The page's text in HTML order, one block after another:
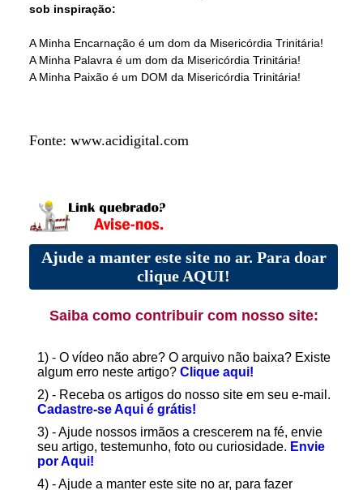
sob inspiração:
A Minha Encarnação é um dom da Misericórdia Trinitária!
A Minha Palavra é um dom da Misericórdia Trinitária!
A Minha Paixão é um DOM da Misericórdia Trinitária!
Fonte: www.acidigital.com
Ajude a manter este site no ar. Para doar
clique AQUI!
Saiba como contribuir com nosso site:
1) - O vídeo não abre? O arquivo não baixa? Existe
algum erro neste artigo? Clique aqui!
2) - Receba os artigos do nosso site em seu e-mail.
Cadastre-se Aqui é grátis!
3) - Ajude nossos irmãos a crescerem na fé, envie
seu artigo, testemunho, foto ou curiosidade. Envie
por Aqui!
4) - Ajude a manter este site no ar, para fazer